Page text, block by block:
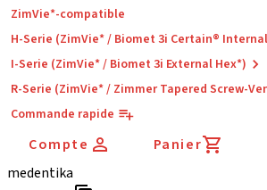
ZimVie*-compatible
H-Serie (ZimVie* / Biomet 3i Certain®
I-Serie (ZimVie* / Biomet 3i External Hex*)
R-Serie (ZimVie* / Zimmer Tapered Screw-
Commande rapide
Compte
Panier
medentika